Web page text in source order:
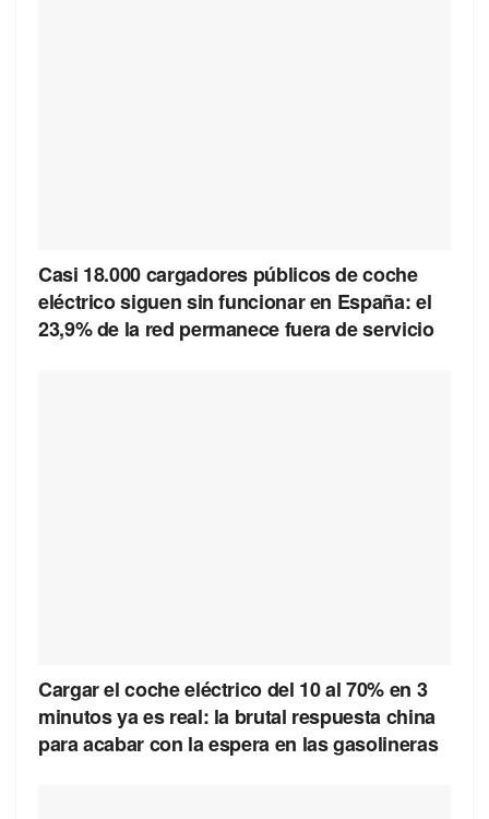
Casi 18.000 cargadores públicos de coche
eléctrico siguen sin funcionar en España: el
23,9% de la red permanece fuera de servicio
Cargar el coche eléctrico del 10 al 70% en 3
minutos ya es real: la brutal respuesta china
para acabar con la espera en las gasolineras